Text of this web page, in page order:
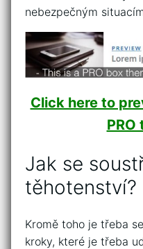
nebezpečným
Click here to
PRO
Jak se
těhotenství?
Kromě toho je třeba
kroky, které je třeba